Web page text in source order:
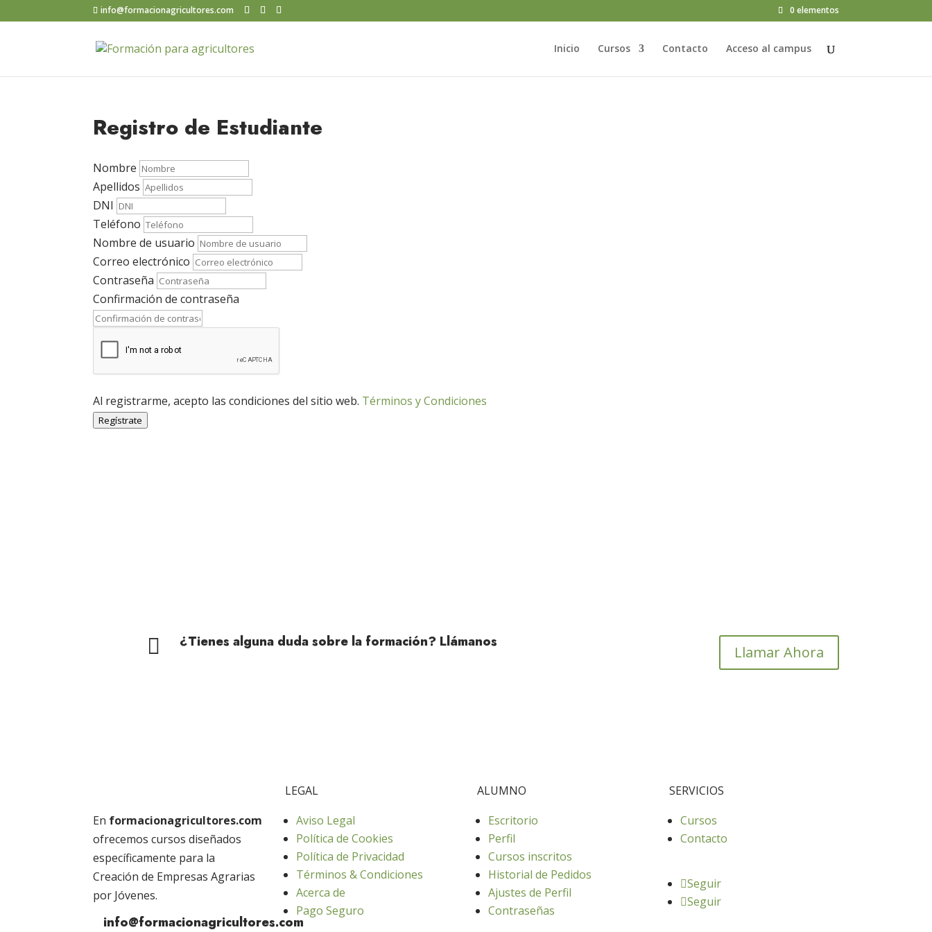
info@formacionagricultores.com 0 elementos
Inicio Cursos Contacto Acceso al campus
Registro de Estudiante
Nombre
Apellidos
DNI
Teléfono
Nombre de usuario
Correo electrónico
Contraseña
Confirmación de contraseña
Al registrarme, acepto las condiciones del sitio web. Términos y Condiciones
Regístrate
 ¿Tienes alguna duda sobre la formación? Llámanos
Llamar Ahora
En formacionagricultores.com
ofrecemos cursos diseñados
específicamente para la
Creación de Empresas Agrarias
por Jóvenes.
info@formacionagricultores.com
LEGAL
Aviso Legal
Política de Cookies
Política de Privacidad
Términos & Condiciones
Acerca de
Pago Seguro
ALUMNO
Escritorio
Perfil
Cursos inscritos
Historial de Pedidos
Ajustes de Perfil
Contraseñas
SERVICIOS
Cursos
Contacto
Seguir
Seguir